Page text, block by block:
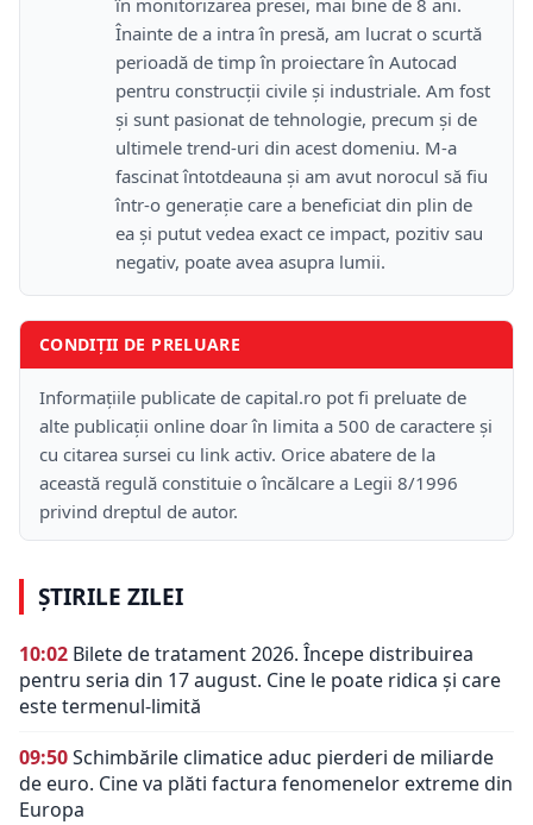
în monitorizarea presei, mai bine de 8 ani.
Înainte de a intra în presă, am lucrat o scurtă
perioadă de timp în proiectare în Autocad
pentru construcții civile și industriale. Am fost
și sunt pasionat de tehnologie, precum și de
ultimele trend-uri din acest domeniu. M-a
fascinat întotdeauna și am avut norocul să fiu
într-o generație care a beneficiat din plin de
ea și putut vedea exact ce impact, pozitiv sau
negativ, poate avea asupra lumii.
CONDIȚII DE PRELUARE
Informațiile publicate de capital.ro pot fi preluate de
alte publicații online doar în limita a 500 de caractere și
cu citarea sursei cu link activ. Orice abatere de la
această regulă constituie o încălcare a Legii 8/1996
privind dreptul de autor.
ȘTIRILE ZILEI
10:02 Bilete de tratament 2026. Începe distribuirea
pentru seria din 17 august. Cine le poate ridica și care
este termenul-limită
09:50Schimbările climatice aduc pierderi de miliarde
de euro. Cine va plăti factura fenomenelor extreme din
Europa